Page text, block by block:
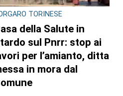
REGIONALE
e conti
al centro
questa
in Consiglio